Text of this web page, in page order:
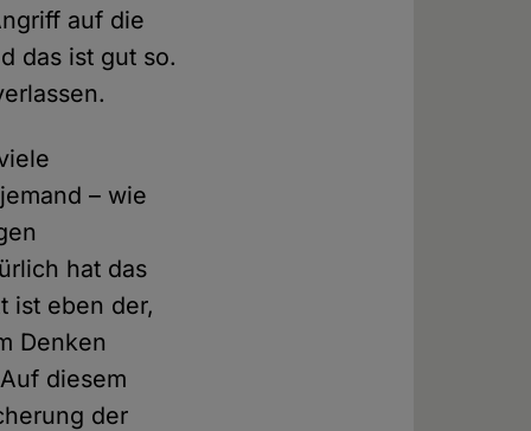
auf die
das ist gut so.
– wie
hat das
ist eben der,
Denken
diesem
der